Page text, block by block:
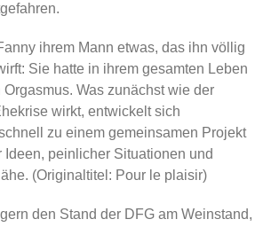
ihrem Mann etwas, das ihn völlig
Sie hatte in ihrem gesamten Leben
Was zunächst wie der
wirkt, entwickelt sich
zu einem gemeinsamen Projekt
Ideen, peinlicher Situationen und
(Originaltitel: Pour le plaisir)
den Stand der DFG am Weinstand,